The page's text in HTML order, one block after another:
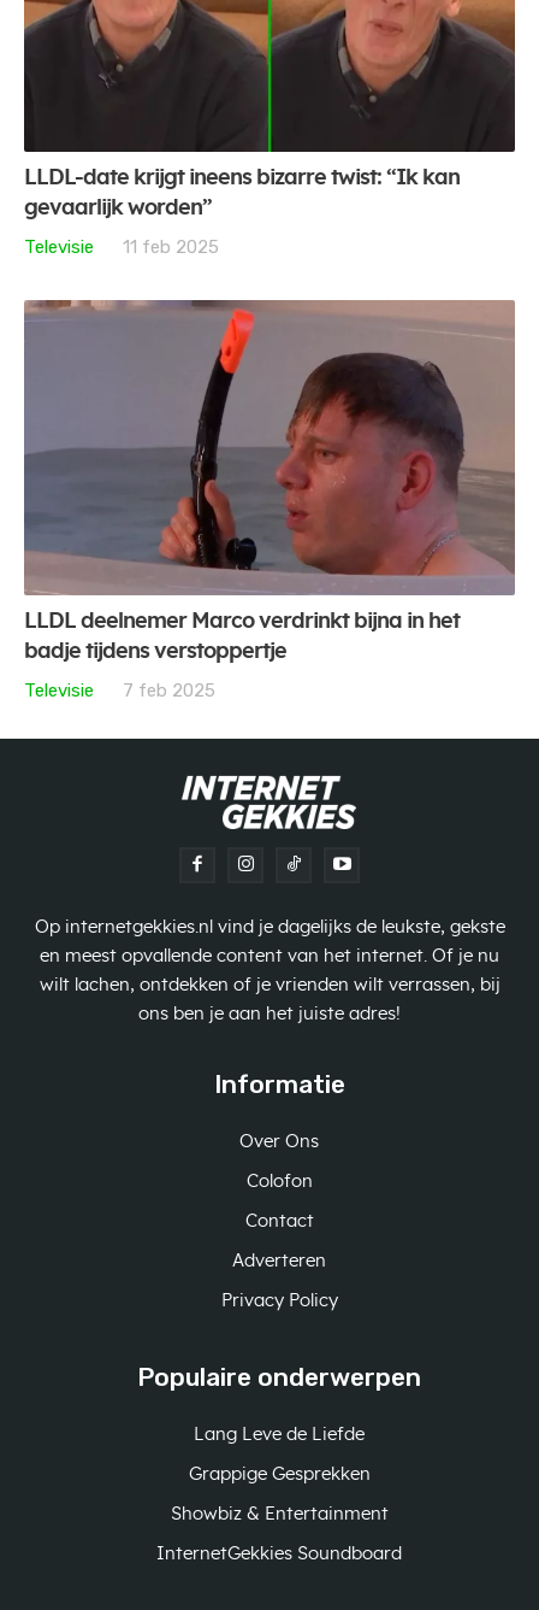
LLDL-date krijgt ineens bizarre twist: “Ik kan
gevaarlijk worden”
Televisie
11 feb 2025
LLDL deelnemer Marco verdrinkt bijna in het
badje tijdens verstoppertje
Televisie
7 feb 2025
Op internetgekkies.nl vind je dagelijks de leukste, gekste
en meest opvallende content van het internet. Of je nu
wilt lachen, ontdekken of je vrienden wilt verrassen, bij
ons ben je aan het juiste adres!
Informatie
Over Ons
Colofon
Contact
Adverteren
Privacy Policy
Populaire onderwerpen
Lang Leve de Liefde
Grappige Gesprekken
Showbiz & Entertainment
InternetGekkies Soundboard